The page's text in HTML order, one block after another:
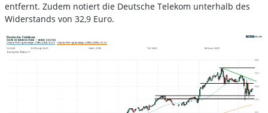
entfernt. Zudem notiert die Deutsche Telekom unterhalb des
Widerstands von 32,9 Euro.